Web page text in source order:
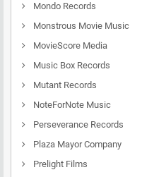
Mondo Records
Monstrous Movie Music
MovieScore Media
Music Box Records
Mutant Records
NoteForNote Music
Perseverance Records
Plaza Mayor Company
Prelight Films